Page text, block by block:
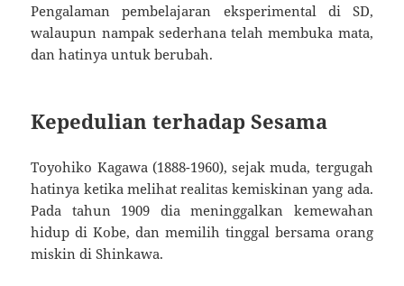
Pengalaman pembelajaran eksperimental di SD,
walaupun nampak sederhana telah membuka mata,
dan hatinya untuk berubah.
Kepedulian terhadap Sesama
Toyohiko Kagawa (1888-1960), sejak muda, tergugah
hatinya ketika melihat realitas kemiskinan yang ada.
Pada tahun 1909 dia meninggalkan kemewahan
hidup di Kobe, dan memilih tinggal bersama orang
miskin di Shinkawa.